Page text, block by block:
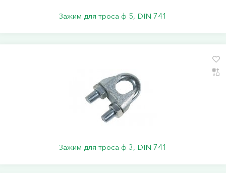
Зажим для троса ф 5, DIN 741
Зажим для троса ф 3, DIN 741